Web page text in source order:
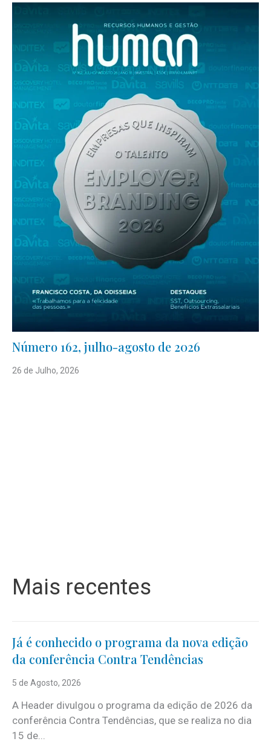
Número 162, julho-agosto de 2026
26 de Julho, 2026
Mais recentes
Já é conhecido o programa da nova edição
da conferência Contra Tendências
5 de Agosto, 2026
A Header divulgou o programa da edição de 2026 da
conferência Contra Tendências, que se realiza no dia
15 de...